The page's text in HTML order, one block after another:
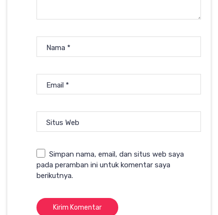
Nama *
Email *
Situs Web
Simpan nama, email, dan situs web saya
pada peramban ini untuk komentar saya
berikutnya.